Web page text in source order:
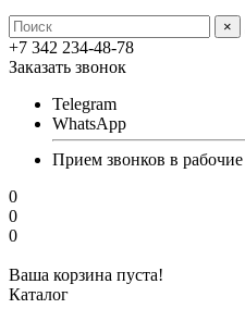
×
+7 342 234-48-78
Заказать звонок
Telegram
WhatsApp
Прием звонков в
0
0
0
Ваша корзина пуста!
Каталог